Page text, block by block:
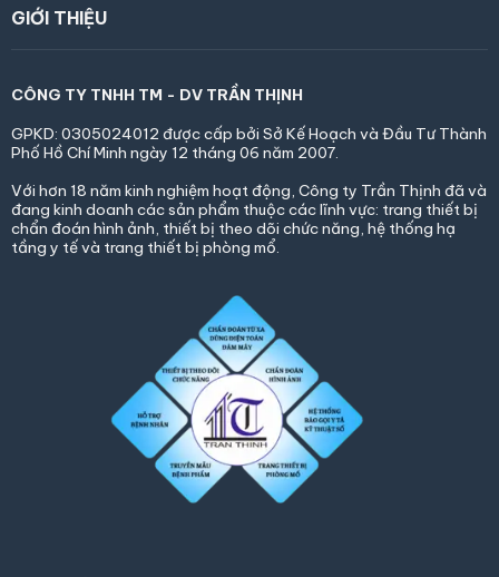
GIỚI THIỆU
CÔNG TY TNHH TM - DV TRẦN THỊNH
GPKD: 0305024012 được cấp bởi Sở Kế Hoạch và Đầu Tư Thành
Phố Hồ Chí Minh ngày 12 tháng 06 năm 2007.
Với hơn 18 năm kinh nghiệm hoạt động, Công ty Trần Thịnh đã và
đang kinh doanh các sản phẩm thuộc các lĩnh vực: trang thiết bị
chẩn đoán hình ảnh, thiết bị theo dõi chức năng, hệ thống hạ
tầng y tế và trang thiết bị phòng mổ.